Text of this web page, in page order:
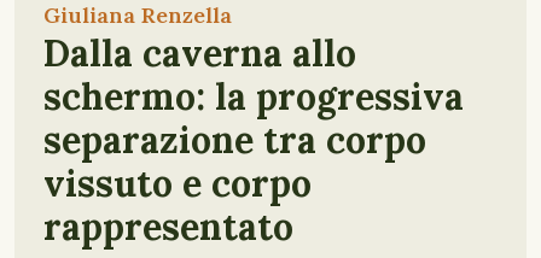
FILOSOFIA
Giuliana Renzella
Dalla caverna allo
schermo: la progressiva
separazione tra corpo
vissuto e corpo
rappresentato